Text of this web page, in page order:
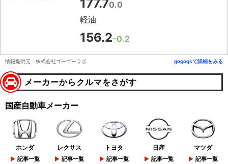
177.70.0
軽油
156.2-0.2
情報提供元：株式会社ゴーゴーラボ gogogsで詳細をみる
メーカーからクルマをさがす
国産自動車メーカー
ホンダ
記事一覧
レクサス
記事一覧
トヨタ
記事一覧
日産
記事一覧
マツダ
記事一覧